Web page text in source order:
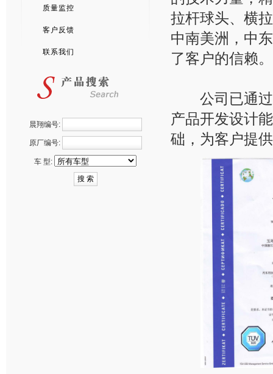
质量监控
客户反馈
联系我们
晨翔编号:
原厂编号:
车 型:
拉杆球头、横
中南美洲，中
了客户的信赖。
公司已通过
产品开发设计
础，为客户提